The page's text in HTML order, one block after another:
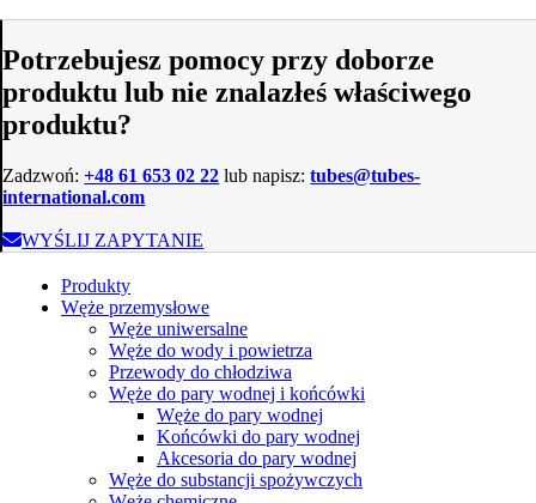
Potrzebujesz pomocy przy doborze
produktu lub nie znalazłeś właściwego
produktu?
Zadzwoń:+48 61 653 02 22 lub napisz:tubes@tubes-
international.com
WYŚLIJ ZAPYTANIE
Produkty
Węże przemysłowe
Węże uniwersalne
Węże do wody i powietrza
Przewody do chłodziwa
Węże do pary wodnej i końcówki
Węże do pary wodnej
Końcówki do pary wodnej
Akcesoria do pary wodnej
Węże do substancji spożywczych